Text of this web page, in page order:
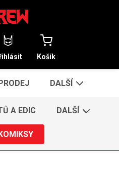
Košík
DALŠÍ
A EDIC DALŠÍ